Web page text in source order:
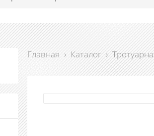
Главная › Каталог ›